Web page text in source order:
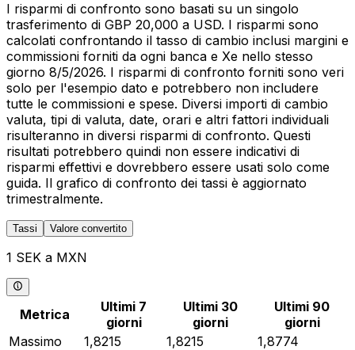
I risparmi di confronto sono basati su un singolo
trasferimento di GBP 20,000 a USD. I risparmi sono
calcolati confrontando il tasso di cambio inclusi margini e
commissioni forniti da ogni banca e Xe nello stesso
giorno 8/5/2026. I risparmi di confronto forniti sono veri
solo per l'esempio dato e potrebbero non includere
tutte le commissioni e spese. Diversi importi di cambio
valuta, tipi di valuta, date, orari e altri fattori individuali
risulteranno in diversi risparmi di confronto. Questi
risultati potrebbero quindi non essere indicativi di
risparmi effettivi e dovrebbero essere usati solo come
guida. Il grafico di confronto dei tassi è aggiornato
trimestralmente.
Tassi Valore convertito
1 SEK a MXN
Metrica
Ultimi 7
giorni
Ultimi 30
giorni
Ultimi 90
giorni
Massimo
1,8215 1,8215
1,8774